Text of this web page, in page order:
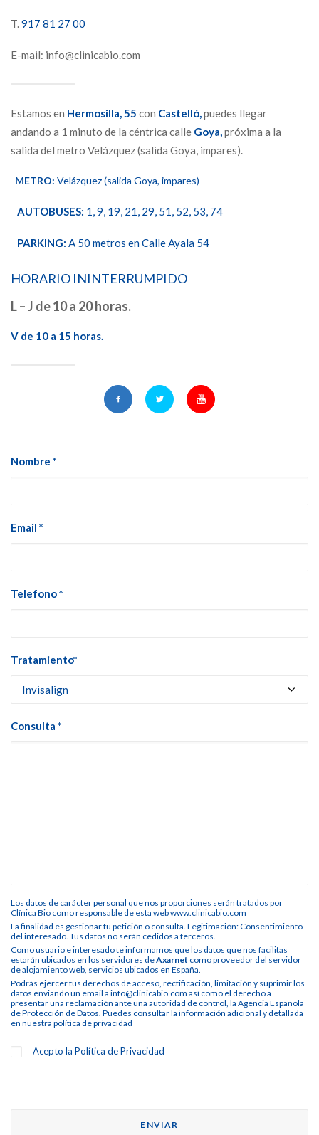
T.917 81 27 00
E-mail: info@clinicabio.com
Estamos en Hermosilla,55 con Castelló,puedes llegar
andando a 1 minuto de la céntrica calle Goya,próxima a la
salida del metro Velázquez (salida Goya, impares).
METRO: Velázquez (salida Goya, impares)
AUTOBUSES: 1, 9, 19, 21, 29, 51, 52, 53, 74
PARKING: A 50 metros en Calle Ayala 54
HORARIO ININTERRUMPIDO
L – J de 10 a 20 horas.
V de 10 a 15 horas.
Nombre *
Email *
Telefono *
Tratamiento*
Consulta *
Los datos de carácter personal que nos proporciones serán tratados por
Clínica Bio como responsable de esta web www.clinicabio.com
La finalidad es gestionar tu petición o consulta. Legitimación: Consentimiento
del interesado. Tus datos no serán cedidos a terceros.
Como usuario e interesado te informamos que los datos que nos facilitas
estarán ubicados en los servidores deAxarnet como proveedor del servidor
de alojamiento web, servicios ubicados en España.
Podrás ejercer tus derechos de acceso, rectificación, limitación y suprimir los
datos enviando un email a info@clinicabio.com así como el derecho a
presentar una reclamación ante una autoridad de control, la Agencia Española
de Protección de Datos. Puedes consultar la información adicional y detallada
en nuestra política de privacidad
Acepto laPolítica de Privacidad